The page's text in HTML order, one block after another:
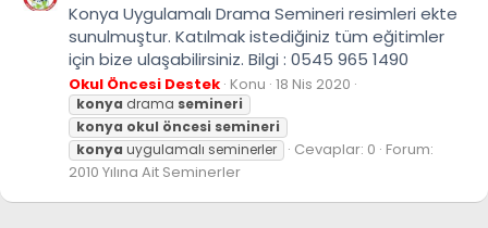
Konya Uygulamalı Drama Semineri resimleri ekte
sunulmuştur. Katılmak istediğiniz tüm eğitimler
için bize ulaşabilirsiniz. Bilgi : 0545 965 1490
Okul Öncesi Destek Konu 18 Nis 2020
konya drama semineri
konya okul öncesi semineri
konya uygulamalı seminerler Cevaplar: 0 Forum:
2010 Yılına Ait Seminerler